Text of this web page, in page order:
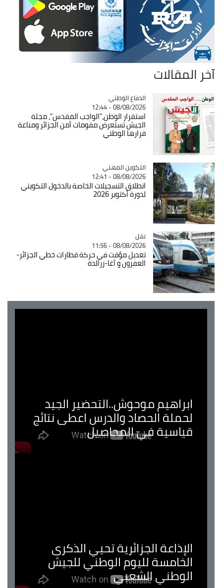
آخر المقالات
Catégorie
الدفاع الوطني
08/08/2026 - 12:44
استقرار الوطن،"الواجب المقدس"، مجلة
الجيش تستعرض مقومات أمن الجزائر ومناعة
قرارها الوطني
Catégorie
التكوين المهني
08/08/2026 - 12:41
انطلاق التسجيلات الخاصة بالدخول التكويني
لدورة أكتوبر 2026
Catégorie
نقل
08/08/2026 - 11:56
تعديل مؤقت في حركة قطارات خطي الجزائر-
العفرون و آغا-زرالدة
ابراهيم موحوش..التحضير الجيد
لحملة الحصاد والدرس اعطى نتائج
قياسية في المحاصيل
الإذاعة الجزائرية تحيي الذكرى
الخامسة لليوم الوطني للجيش
الوطني الشعبي